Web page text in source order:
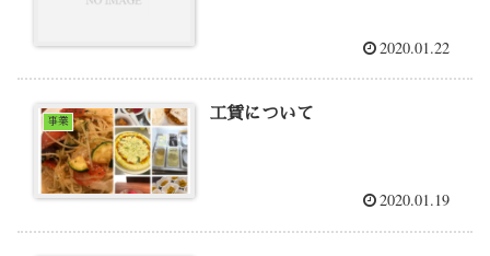
2020.01.22
事業 工賃について
2020.01.19